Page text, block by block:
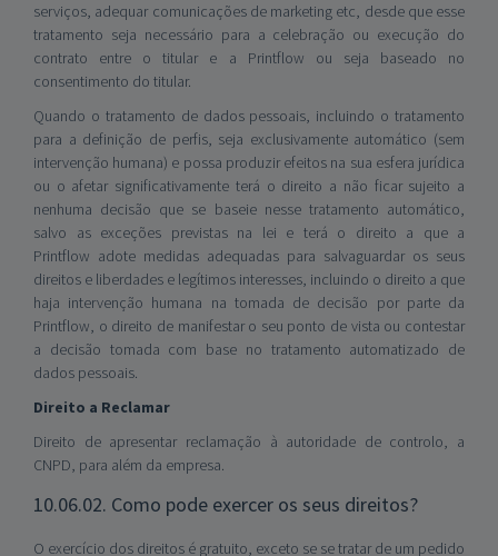
serviços, adequar comunicações de marketing etc, desde que esse
tratamento seja necessário para a celebração ou execução do
contrato entre o titular e a Printflow ou seja baseado no
consentimento do titular.
Quando o tratamento de dados pessoais, incluindo o tratamento
para a definição de perfis, seja exclusivamente automático (sem
intervenção humana) e possa produzir efeitos na sua esfera jurídica
ou o afetar significativamente terá o direito a não ficar sujeito a
nenhuma decisão que se baseie nesse tratamento automático,
salvo as exceções previstas na lei e terá o direito a que a
Printflow adote medidas adequadas para salvaguardar os seus
direitos e liberdades e legítimos interesses, incluindo o direito a que
haja intervenção humana na tomada de decisão por parte da
Printflow, o direito de manifestar o seu ponto de vista ou contestar
a decisão tomada com base no tratamento automatizado de
dados pessoais.
Direito a Reclamar
Direito de apresentar reclamação à autoridade de controlo, a
CNPD, para além da empresa.
10.06.02. Como pode exercer os seus direitos?
O exercício dos direitos é gratuito, exceto se se tratar de um pedido